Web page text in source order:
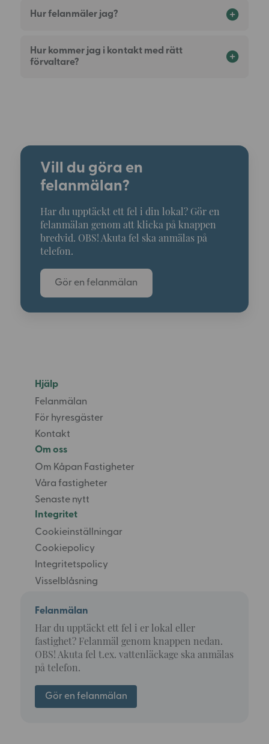
Hur felanmäler jag?
Hur kommer jag i kontakt med rätt
förvaltare?
Vill du göra en
felanmälan?
Har du upptäckt ett fel i din lokal? Gör en
felanmälan genom att klicka på knappen
bredvid. OBS! Akuta fel ska anmälas på
telefon.
Gör en felanmälan
Hjälp
Felanmälan
För hyresgäster
Kontakt
Om oss
Om Kåpan Fastigheter
Våra fastigheter
Senaste nytt
Integritet
Cookieinställningar
Cookiepolicy
Integritetspolicy
Visselblåsning
Felanmälan
Har du upptäckt ett fel i er lokal eller
fastighet? Felanmäl genom knappen nedan.
OBS! Akuta fel t.ex. vattenläckage ska anmälas
på telefon.
Gör en felanmälan